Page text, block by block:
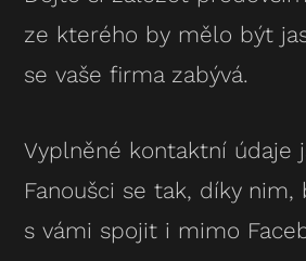
ze kterého by mělo být
se vaše firma zabývá.
Vyplněné kontaktní údaje
Fanoušci se tak, díky nim,
s vámi spojit i mimo